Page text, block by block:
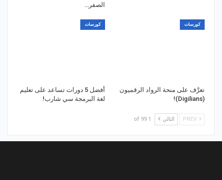
الصفر…
كورسات
تعرَّف على منحة الرواد الرقميون
(Digilians)!
كورسات
أفضل 5 دورات تساعد على تعليم
لغة البرمجة سي شارب!
التالي 1 of 99